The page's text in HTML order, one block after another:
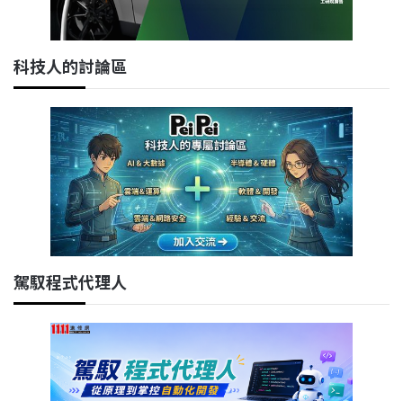
科技人的討論區
駕馭程式代理人